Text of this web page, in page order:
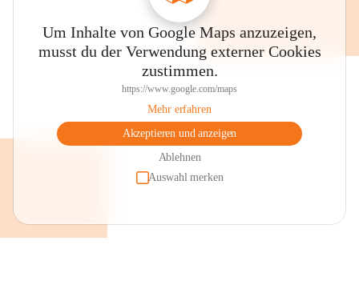
Um Inhalte von Google Maps anzuzeigen,
musst du der Verwendung externer Cookies
zustimmen.
https://www.google.com/maps
Mehr erfahren
Akzeptieren und anzeigen
Ablehnen
Auswahl merken